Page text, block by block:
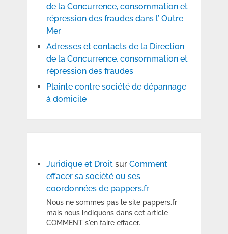
de la Concurrence, consommation et
répression des fraudes dans l’ Outre
Mer
Adresses et contacts de la Direction
de la Concurrence, consommation et
répression des fraudes
Plainte contre société de dépannage
à domicile
Juridique et Droitsur Comment
effacer sa société ou ses
coordonnées de pappers.fr
Nous ne sommes pas le site pappers.fr
mais nous indiquons dans cet article
COMMENT s'en faire effacer.